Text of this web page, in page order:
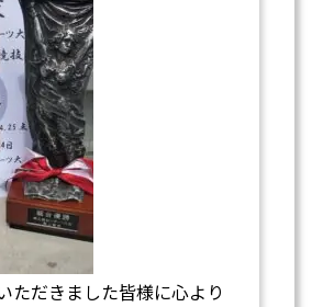
ただきました皆様に心より